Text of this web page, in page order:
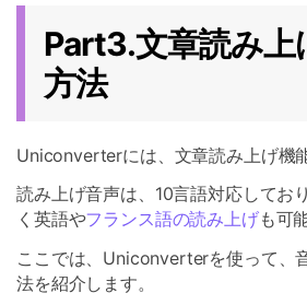
Part3.文章読み上
方法
Uniconverterには、文章読み上げ機
読み上げ音声は、10言語対応してお
く英語やフランス語の読み上げも可
ここでは、Uniconverterを使って、
法を紹介します。